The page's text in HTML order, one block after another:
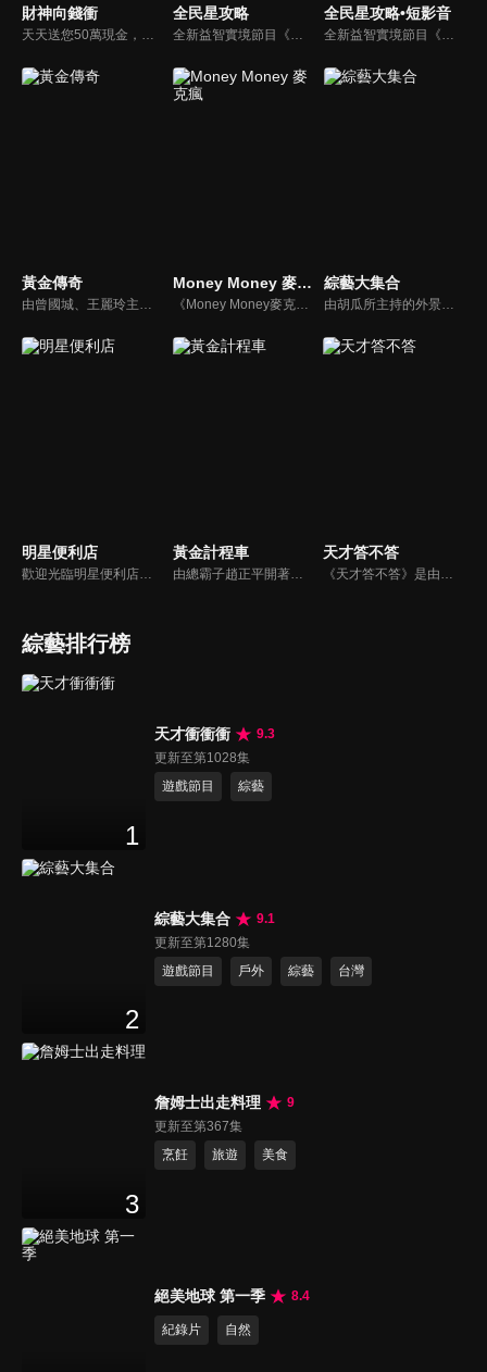
財神向錢衝
天天送您50萬現金，還有汽車大獎！不考智力、體力，挑戰家人、同事、同學、朋友互相了解的成渡和共同生活經驗。快來參加《財神向前衝》大獎通通送給您。
全民星攻略
全新益智實境節目《全民星攻略》，由館長曾國城擔任把關者，考驗著每個來挑戰九宮格益智遊戲藝人明星。想要攻略九宮格關卡，透過創意聯想、邏輯推理、理想分析，才有機會獲取智慧星幣，帶走夢幻大獎。
全民星攻略•短影音
全新益智實境節目《全民星攻略》，由館長曾國城擔任把關者，考驗著每個來挑戰九宮格益智遊戲藝人明星。想要攻略九宮格關卡，透過創意聯想、邏輯推理、理想分析，才有機會獲取智慧星幣，帶走夢幻大獎。
黃金傳奇
由曾國城、王麗玲主持，許多人記憶中的經典外景綜藝節目之一。每次闖關成功的隊伍，可獲得藏寶圖；拼湊出完整藏寶圖者，可憑著藏寶圖提示至寶箱放置處；最後以正確寶箱之正確答案鑰匙開啟成功者，除隊長本身外的每位參賽者，即可獲得價值新台幣5萬元之黃金金牌。
Money Money 麥克瘋
《Money Money麥克瘋》節目強調不比音準、不比音色，也不比外型、外貌、氣質、長相等如何，只強調只要歌詞記得牢，就可以參加比賽。
綜藝大集合
由胡瓜所主持的外景綜藝節目，秉持著「幸福好運到，獎金送夠夠」的精神，和眾多藝人與鄉親同樂玩遊戲拿獎金，介紹各地的人文、美食、特產等，提供豐富多元的內容，不間斷的笑料，讓您忘卻一切煩惱、開懷大笑。
明星便利店
歡迎光臨明星便利店！你覺得便利店裡面有什麼？關東煮？茶葉蛋？還是讓你尖叫的大明星？一家擁有明星的便利店，到底有多稀奇，你會不會想要光臨呢？
黃金計程車
由總霸子趙正平開著計程車在街頭隨機找尋搭車路人，進行機智問答，如果十題答對就可以拿走金元寶！如果沒有答對，就把當前獎金減一個0然後發放！另外節目中總霸子趙正平還會帶我們遍尋美食名景。
天才答不答
《天才答不答》是由吳宗憲和吳怡霈共同主持的益智節目。節目設立高額的獎金來考驗藝人們真實的人性，同時將題目立體化，讓你身歷其境去冒險答題。更有哪些出乎意料的處罰，讓藝人羞愧的不想再答錯！一個最接近「人性」與「真實」的益智節目，現在就讓吳宗憲帶你輕鬆玩轉知識。
綜藝排行榜
1
天才衝衝衝
9.3
更新至第1028集
遊戲節目
綜藝
2
綜藝大集合
9.1
更新至第1280集
遊戲節目
戶外 綜藝 台灣
3
詹姆士出走料理
9
更新至第367集
烹飪
旅遊 美食
絕美地球 第一季 8.4
紀錄片 自然